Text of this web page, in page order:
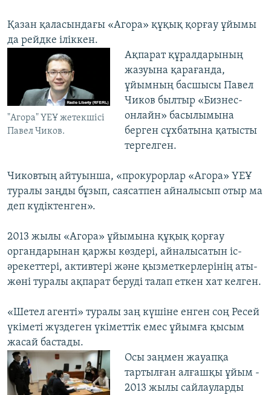
Қазан қаласындағы «Агора» құқық қорғау ұйымы
да рейдке іліккен.
"Агора" ҮЕҰ жетекшісі
Павел Чиков.
​Ақпарат құралдарының
жазуына қарағанда,
ұйымның басшысы Павел
Чиков былтыр «Бизнес-
онлайн» басылымына
берген сұхбатына қатысты
тергелген.
Чиковтың айтуынша, «прокурорлар «Агора» ҮЕҰ
туралы заңды бұзып, саясатпен айналысып отыр ма
деп күдіктенген».
2013 жылы «Агора» ұйымына құқық қорғау
органдарынан қаржы көздері, айналысатын іс-
әрекеттері, активтері және қызметкерлерінің аты-
жөні туралы ақпарат беруді талап еткен хат келген.
«Шетел агенті» туралы заң күшіне енген соң Ресей
үкіметі жүздеген үкіметтік емес ұйымға қысым
жасай бастады.
Осы заңмен жауапқа
тартылған алғашқы ұйым -
2013 жылы сайлауларды